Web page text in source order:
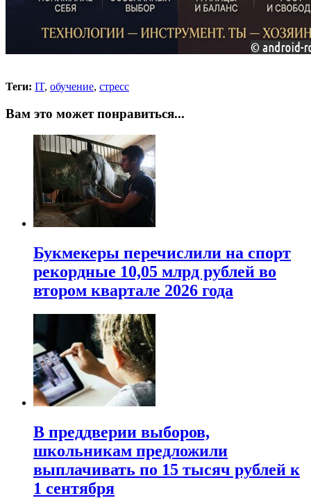
Теги: IT, обучение, стресс
Вам это может понравиться...
Букмекеры перечислили на спорт
рекордные 10,05 млрд рублей во
втором квартале 2026 года
В преддверии выборов,
школьникам предложили
выплачивать по 15 тысяч рублей к
1 сентября